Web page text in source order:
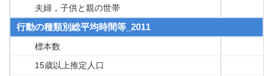
夫婦，子供と親の世帯
行動の種類別総平均時間等_2011
標本数
15歳以上推定人口